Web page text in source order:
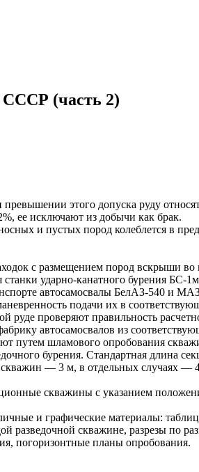
СССР (часть 2)
этого допуска руду
ее исключают из добычи как брак.
и пустых пород колеблется в
с размещением пород вскрыши
ударно-канатного бурения БС-
автосамосвалы БелАЗ-540 и
подачи их в
руде проверяют правильность
автосамосвалов из
путем шламового опробования
бурения. Стандартная длина
— 3 м, в отдельных случаях
скважины с указанием
и графические материалы:
разведочной скважине, разрезы по
погоризонтные планы опробования.